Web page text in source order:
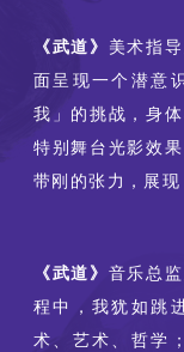
《武道》 美术指
面呈现一个潜意
我」的挑战，身
特别舞台光影效
带刚的张力，展
《武道》 音乐总
程中，我犹如跳
术、艺术、哲学